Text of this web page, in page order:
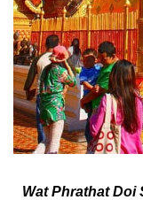
Wat Phrathat